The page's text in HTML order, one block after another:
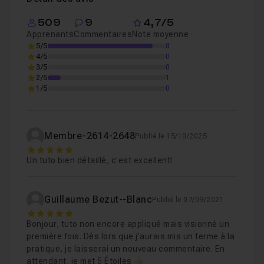
Etats-Unis.
A la fin de ce cours,
vous serez capable de créer 3
Animations de vidéos verticales
sur
et vous pourrez ainsi tester vos connaissances sur
démarrer ce tuto !
509
Apprenants
9
Commentaires
4,7/5
Note moyenne
5/5
8
4/5
0
3/5
0
2/5
1
1/5
0
Membre-2614-2648Publié le 15/10/2025
5
Un tuto bien détaillé, c'est excellent!
Guillaume Bezut--Blanc Publié le 07/09/2021
5
Bonjour, tuto non encore appliqué mais visionné un
première fois. Dès lors que j'aurais mis un terme à la
pratique, je laisserai un nouveau commentaire. En
attendant, je met 5 Étoiles 👍🏻